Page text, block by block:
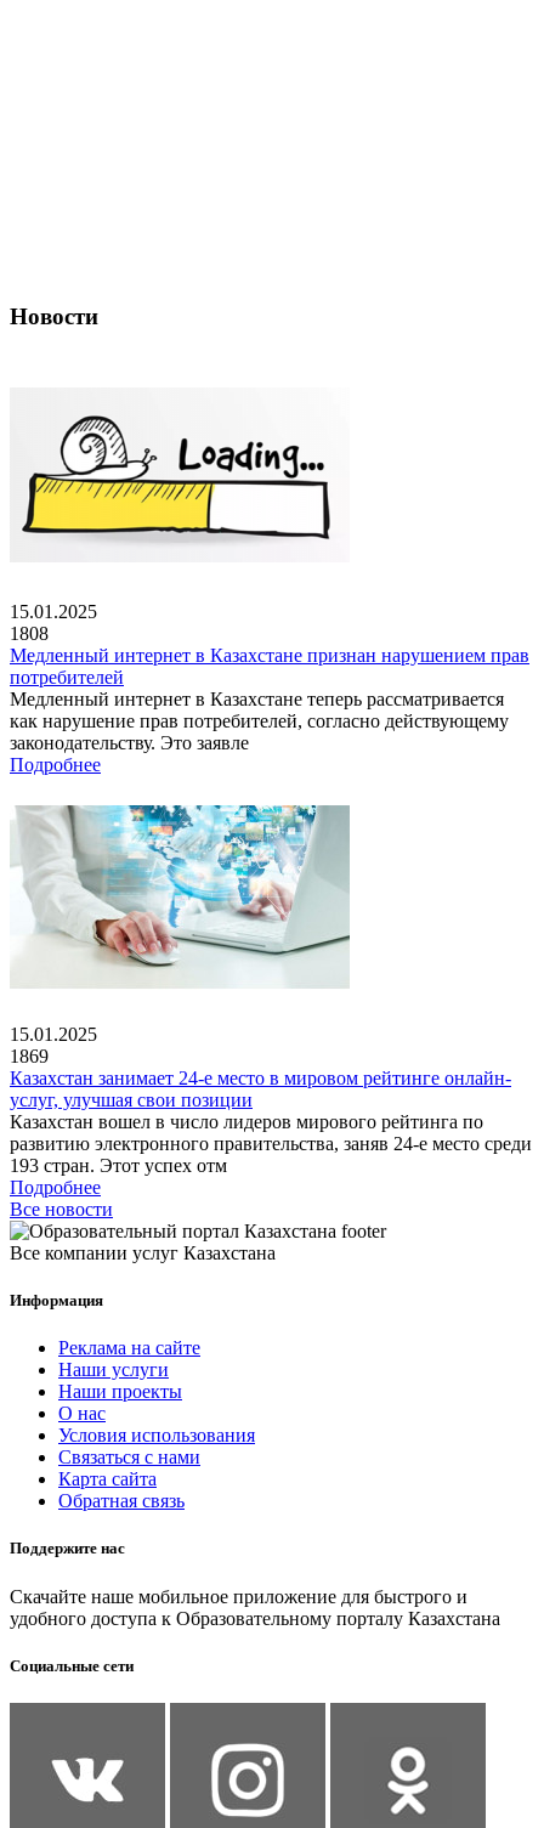
Новости
15.01.2025
1808
Медленный интернет в Казахстане признан нарушением прав
потребителей
Медленный интернет в Казахстане теперь рассматривается
как нарушение прав потребителей, согласно действующему
законодательству. Это заявле
Подробнее
15.01.2025
1869
Казахстан занимает 24-е место в мировом рейтинге онлайн-
услуг, улучшая свои позиции
Казахстан вошел в число лидеров мирового рейтинга по
развитию электронного правительства, заняв 24-е место среди
193 стран. Этот успех отм
Подробнее
Все новости
Все компании услуг Казахстана
Информация
Реклама на сайте
Наши услуги
Наши проекты
О нас
Условия использования
Связаться с нами
Карта сайта
Обратная связь
Поддержите нас
Скачайте наше мобильное приложение для быстрого и
удобного доступа к Образовательному порталу Казахстана
Социальные сети